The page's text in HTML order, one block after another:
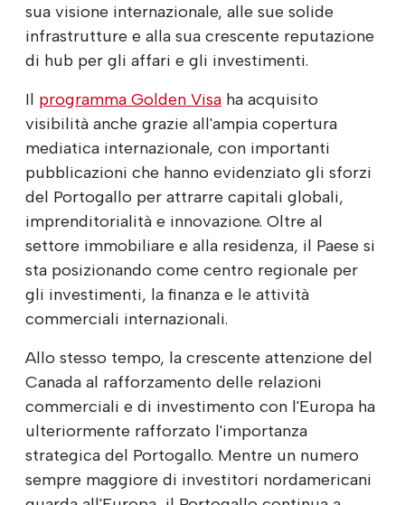
sua visione internazionale, alle sue solide
infrastrutture e alla sua crescente reputazione
di hub per gli affari e gli investimenti.
Il programma Golden Visa ha acquisito
visibilità anche grazie all'ampia copertura
mediatica internazionale, con importanti
pubblicazioni che hanno evidenziato gli sforzi
del Portogallo per attrarre capitali globali,
imprenditorialità e innovazione. Oltre al
settore immobiliare e alla residenza, il Paese si
sta posizionando come centro regionale per
gli investimenti, la finanza e le attività
commerciali internazionali.
Allo stesso tempo, la crescente attenzione del
Canada al rafforzamento delle relazioni
commerciali e di investimento con l'Europa ha
ulteriormente rafforzato l'importanza
strategica del Portogallo. Mentre un numero
sempre maggiore di investitori nordamericani